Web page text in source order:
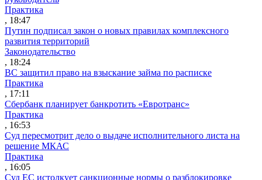
Практика
, 18:47
Путин подписал закон о новых правилах комплексного
развития территорий
Законодательство
, 18:24
ВС защитил право на взыскание займа по расписке
Практика
, 17:11
Сбербанк планирует банкротить «Евротранс»
Практика
, 16:53
Суд пересмотрит дело о выдаче исполнительного листа на
решение МКАС
Практика
, 16:05
Суд ЕС истолкует санкционные нормы о разблокировке